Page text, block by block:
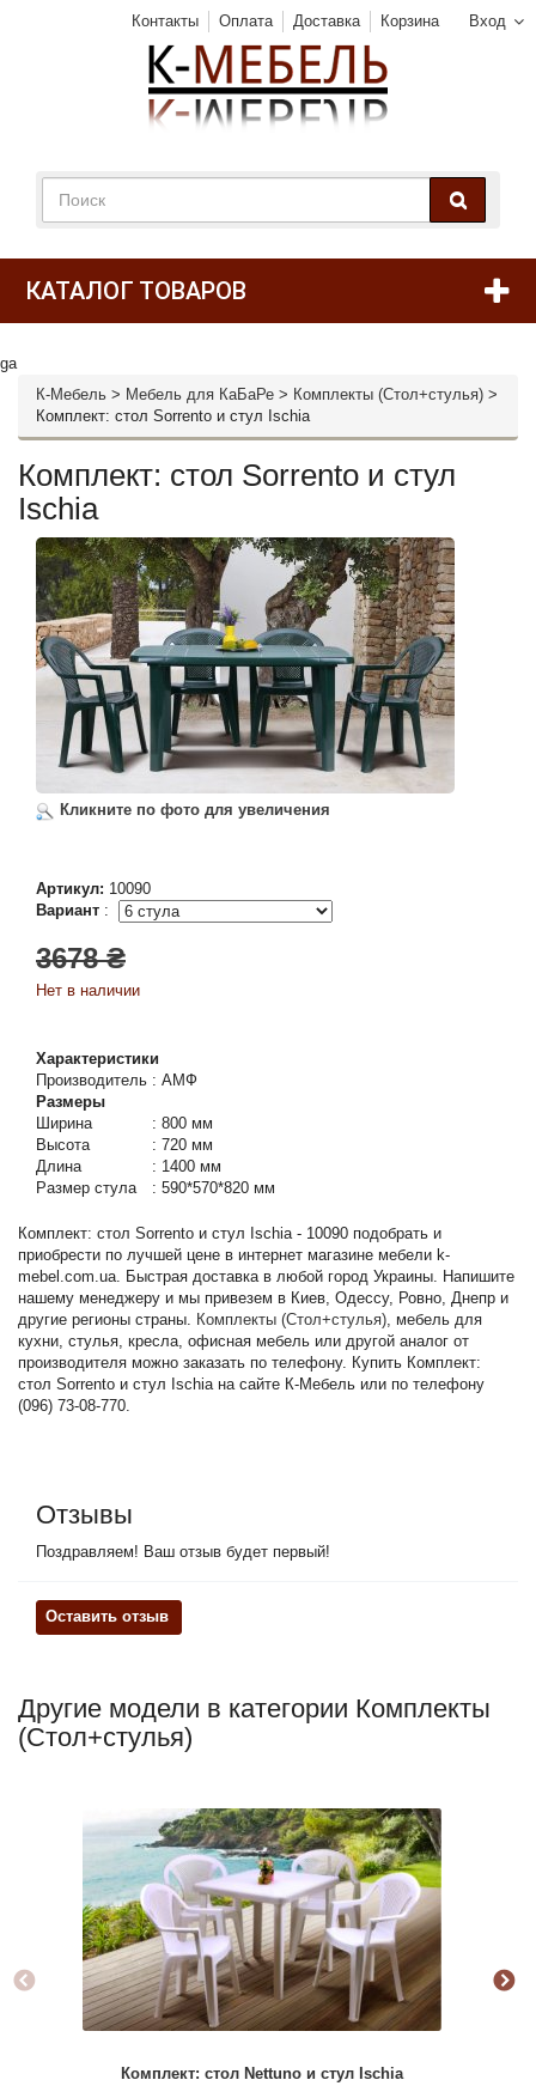
Вход
Контакты Оплата Доставка Корзина
КАТАЛОГ ТОВАРОВ
ga
К-Мебель > Мебель для КаБаРе > Комплекты (Стол+стулья) >
Комплект: стол Sorrento и стул Ischia
Комплект: стол Sorrento и стул
Ischia
Кликните по фото для увеличения
Артикул: 10090
Вариант :
3678 ₴
Нет в наличии
Характеристики
Производитель : АМФ
Размеры
Ширина
: 800 мм
Высота
: 720 мм
Длина
: 1400 мм
Размер стула
: 590*570*820 мм
Комплект: стол Sorrento и стул Ischia - 10090 подобрать и
приобрести по лучшей цене в интернет магазине мебели k-
mebel.com.ua. Быстрая доставка в любой город Украины. Напишите
нашему менеджеру и мы привезем в Киев, Одессу, Ровно, Днепр и
другие регионы страны. Комплекты (Стол+стулья), мебель для
кухни, стулья, кресла, офисная мебель или другой аналог от
производителя можно заказать по телефону. Купить Комплект:
стол Sorrento и стул Ischia на сайте К-Мебель или по телефону
(096) 73-08-770.
Отзывы
Поздравляем! Ваш отзыв будет первый!
Оставить отзыв
Другие модели в категории Комплекты
(Стол+стулья)
Комплект: стол Nettuno и стул Ischia